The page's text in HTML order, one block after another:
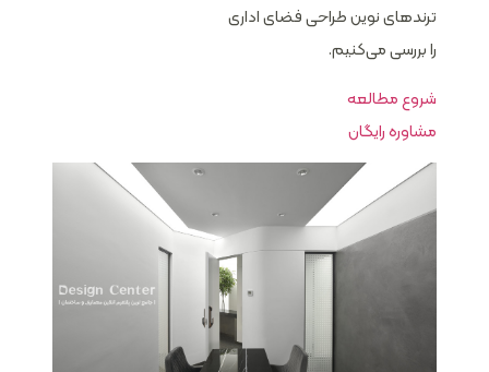
ترندهای نوین طراحی فضای اداری
را بررسی می‌کنیم.
شروع مطالعه
مشاوره رایگان